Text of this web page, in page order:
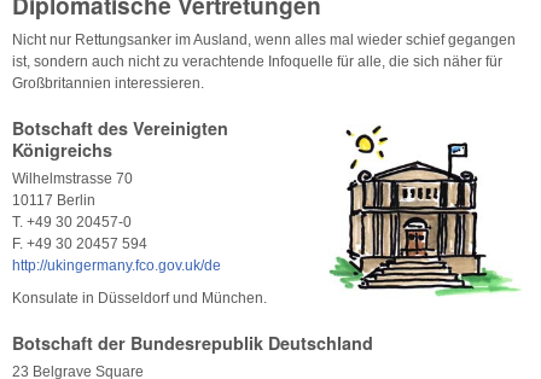
Nicht nur Rettungsanker im Ausland, wenn alles mal wieder schief gegangen
ist, sondern auch nicht zu verachtende Infoquelle für alle, die sich näher für
Großbritannien interessieren.
Botschaft des Vereinigten
Königreichs
Wilhelmstrasse 70
10117 Berlin
T. +49 30 20457-0
F. +49 30 20457 594
http://ukingermany.fco.gov.uk/de
Konsulate in Düsseldorf und München.
Botschaft der Bundesrepublik Deutschland
23 Belgrave Square